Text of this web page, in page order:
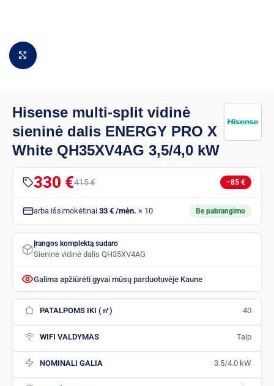
Padidinti vaizdą
Hisense multi-split vidinė
sieninė dalis ENERGY PRO X
White QH35XV4AG 3,5/4,0 kW
330 €415 € −85 €
arba išsimokėtinai 33 € /mėn. × 10 Be pabrangimo
Įrangos komplektą sudaro
Sieninė vidinė dalis QH35XV4AG
Galima apžiūrėti gyvai mūsų parduotuvėje Kaune
PATALPOMS IKI (㎡) 40
WIFI VALDYMAS Taip
NOMINALI GALIA 3.5/4.0 kW